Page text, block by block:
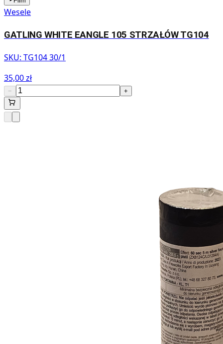
Wesele
GATLING WHITE EANGLE 105 STRZAŁÓW TG104
SKU: TG104 30/1
35,00 zł
− +